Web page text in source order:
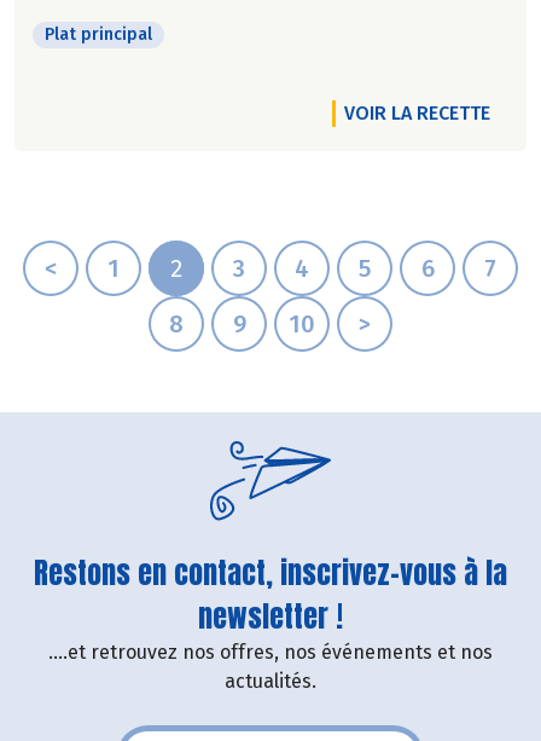
Plat principal
VOIR LA RECETTE
< 1 2 3 4 5 6
7
8
9 10 >
Restons en contact, inscrivez-vous à la
newsletter !
....et retrouvez nos offres, nos événements et nos
actualités.